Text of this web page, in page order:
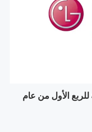
للربع الأول من عام